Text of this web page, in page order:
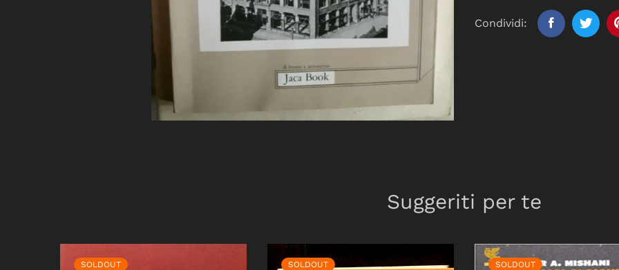
Condividi:
Suggeriti per te
SOLDOUT SOLDOUT SOLDOUT